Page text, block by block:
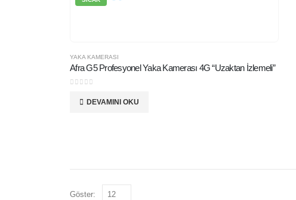
YAKA KAMERASI
Afra G5 Profesyonel Yaka Kamerası 4G “Uzaktan İzlemeli”
DEVAMINI OKU
Göster: